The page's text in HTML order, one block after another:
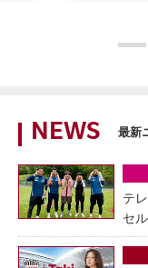
NEWS 最新
テ
セ